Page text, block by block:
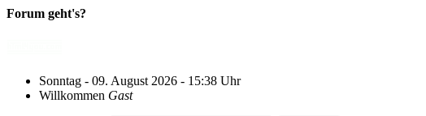
Forum geht's?
Sonntag - 09. August 2026 - 15:38 Uhr
Willkommen Gast